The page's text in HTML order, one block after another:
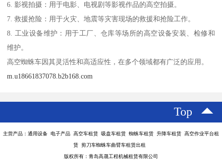
6. 影视拍摄：用于电影、电视剧等影视作品的高空拍摄。
7. 救援抢险：用于火灾、地震等灾害现场的救援和抢险工作。
8. 工业设备维护：用于工厂、仓库等场所的高空设备安装、检修和
维护。
高空蜘蛛车因其灵活性和高适应性，在多个领域都有广泛的应用。
m.u18661837078.b2b168.com
Top
主营产品：通用设备 电子产品 高空车租赁 吸盘车租赁 蜘蛛车租赁 升降车租赁 高空作业平台租
赁 剪刀车蜘蛛车曲臂车租赁出租
版权所有：青岛高晟工程机械租赁有限公司